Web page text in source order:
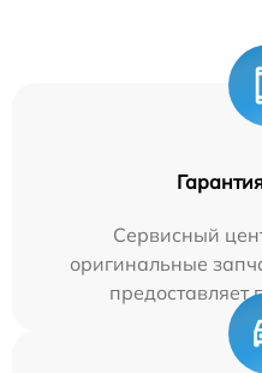
Сервисный
оригинальные
предоставляет